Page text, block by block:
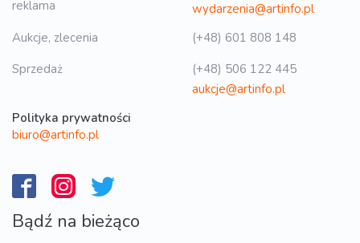
reklama
wydarzenia@artinfo.pl
Aukcje, zlecenia
(+48) 601 808 148
Sprzedaż
(+48) 506 122 445
aukcje@artinfo.pl
Polityka prywatności
biuro@artinfo.pl
Bądź na bieżąco